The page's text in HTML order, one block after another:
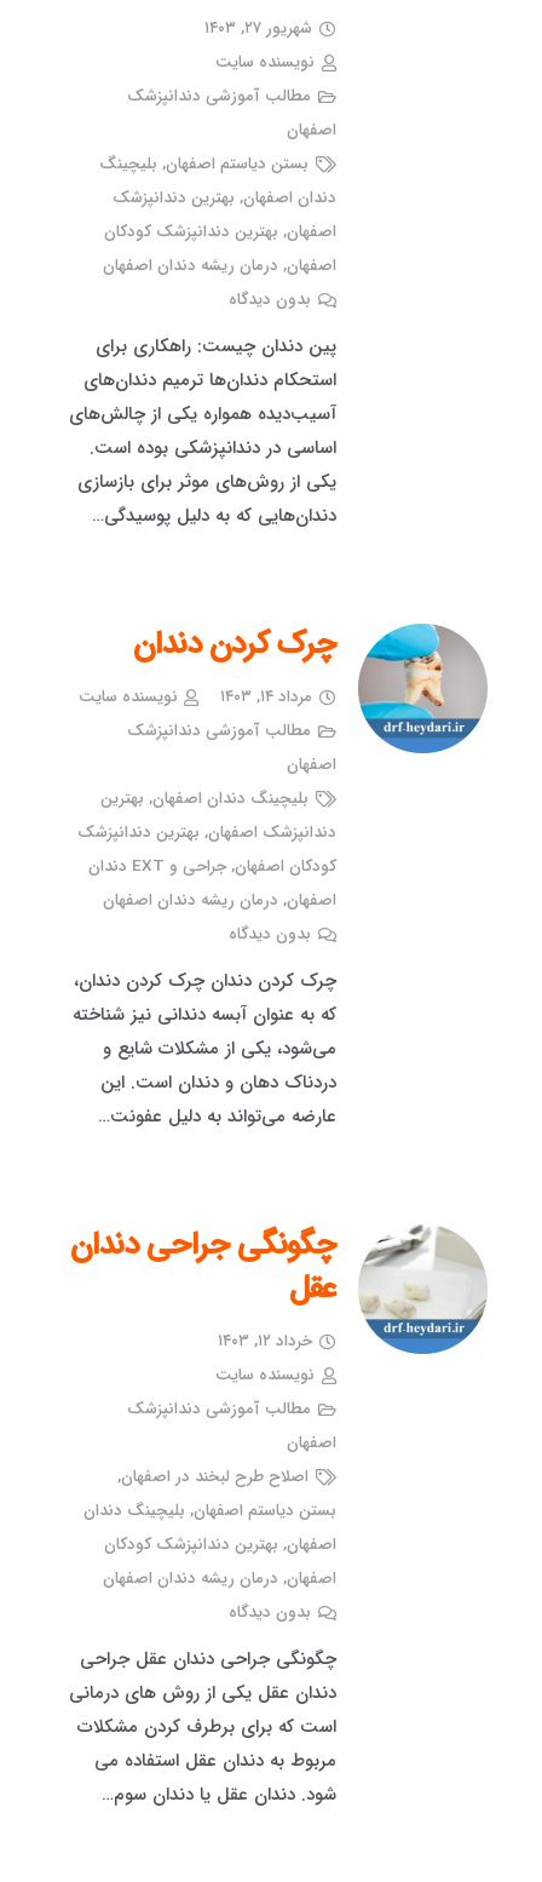
شهریور ۲۷, ۱۴۰۳
نویسنده سایت
مطالب آموزشی دندانپزشک
اصفهان
بستن دیاستم اصفهان, بلیچینگ
دندان اصفهان, بهترین دندانپزشک
اصفهان, بهترین دندانپزشک کودکان
اصفهان, درمان ریشه دندان اصفهان
بدون دیدگاه
پین دندان چیست: راهکاری برای
استحکام دندان‌ها ترمیم دندان‌های
آسیب‌دیده همواره یکی از چالش‌های
اساسی در دندانپزشکی بوده است.
یکی از روش‌های موثر برای بازسازی
دندان‌هایی که به دلیل پوسیدگی…
چرک کردن دندان
مرداد ۱۴, ۱۴۰۳
نویسنده سایت
مطالب آموزشی دندانپزشک
اصفهان
بلیچینگ دندان اصفهان, بهترین
دندانپزشک اصفهان, بهترین دندانپزشک
کودکان اصفهان,
جراحی و EXT دندان
اصفهان, درمان ریشه دندان اصفهان
بدون دیدگاه
چرک کردن دندان چرک کردن دندان،
که به عنوان آبسه دندانی نیز شناخته
می‌شود، یکی از مشکلات شایع و
دردناک دهان و دندان است. این
عارضه می‌تواند به دلیل عفونت…
چگونگی جراحی دندان
عقل
خرداد ۱۲, ۱۴۰۳
نویسنده سایت
مطالب آموزشی دندانپزشک
اصفهان
اصلاح طرح لبخند در اصفهان,
بستن دیاستم اصفهان, بلیچینگ دندان
اصفهان, بهترین دندانپزشک کودکان
اصفهان, درمان ریشه دندان اصفهان
بدون دیدگاه
چگونگی جراحی دندان عقل جراحی
دندان عقل یکی از روش های درمانی
است که برای برطرف کردن مشکلات
مربوط به دندان عقل استفاده می
شود. دندان عقل یا دندان سوم…